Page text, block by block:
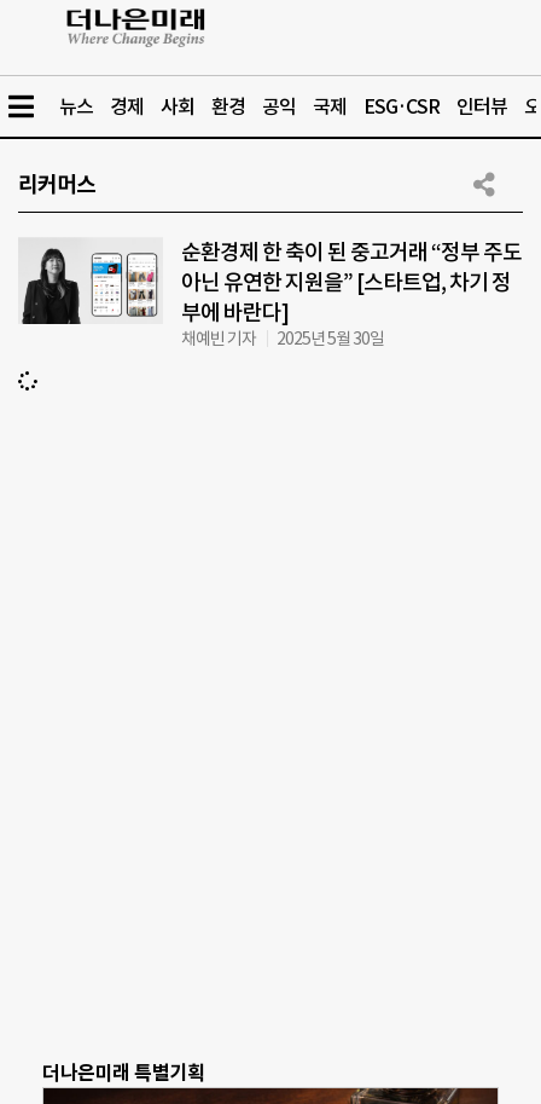
뉴스 경제 사회 환경 공익 국제 ESG·CSR 인터뷰
리커머스
순환경제 한 축이 된 중고거래 “정부 주도
아닌 유연한 지원을” [스타트업, 차기 정
부에 바란다]
채예빈 기자 2025년 5월 30일
더나은미래 특별기획